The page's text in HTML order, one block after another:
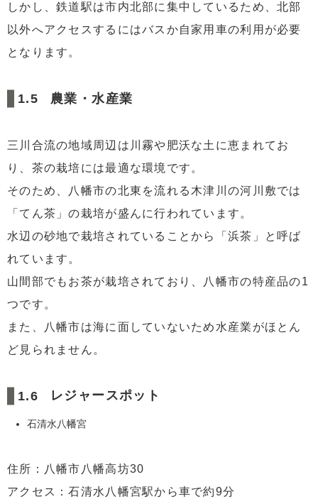
しかし、鉄道駅は市内北部に集中しているため、北部
以外へアクセスするにはバスか自家用車の利用が必要
となります。
農業・水産業
三川合流の地域周辺は川霧や肥沃な土に恵まれてお
り、茶の栽培には最適な環境です。
そのため、八幡市の北東を流れる木津川の河川敷では
「てん茶」の栽培が盛んに行われています。
水辺の砂地で栽培されていることから「浜茶」と呼ば
れています。
山間部でもお茶が栽培されており、八幡市の特産品の1
つです。
また、八幡市は海に面していないため水産業がほとん
ど見られません。
レジャースポット
石清水八幡宮
住所：八幡市八幡高坊30
アクセス：石清水八幡宮駅から車で約9分